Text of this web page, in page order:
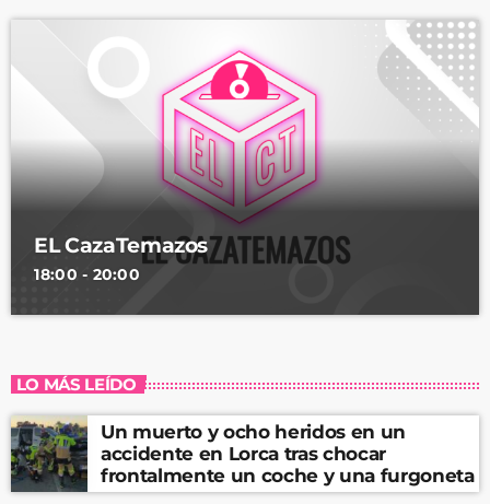
EL CazaTemazos
18:00 - 20:00
LO MÁS LEÍDO
Un muerto y ocho heridos en un
accidente en Lorca tras chocar
frontalmente un coche y una furgoneta